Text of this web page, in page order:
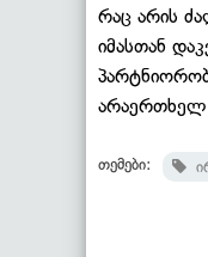
რაც არის
იმასთან
არაერთხელ
თემები: